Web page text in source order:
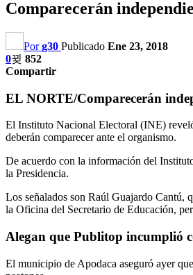
Comparecerán
Porg30 Publicado Ene 23, 2018
0
852
Compartir
EL NORTE/Comparecerán
El Instituto Nacional Electoral (INE)
deberán comparecer ante el organismo.
De acuerdo con la información del
la Presidencia.
Los señalados son Raúl Guajardo Cantú,
la Oficina del Secretario de Educación,
Alegan que Publitop incumplió
El municipio de Apodaca aseguró ayer